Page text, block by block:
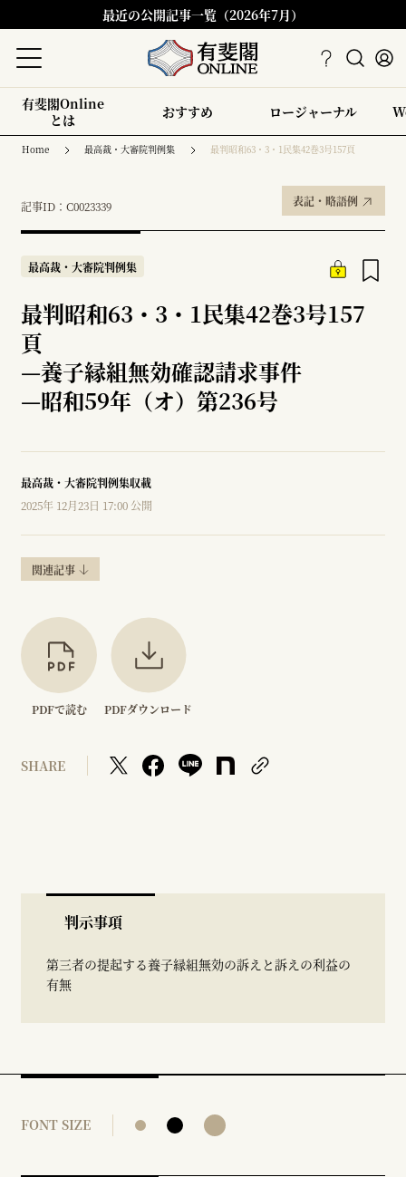
最近の公開記事一覧（2026年7月）
有斐閣Online
とは
おすすめ ロージャーナル
Home 最高裁・大審院判例集 最判昭和63・3・1民集42巻3号157頁
記事ID：C0023339 表記・略語例
最高裁・大審院判例集
最判昭和63・3・1民集42巻3号157
頁
—養子縁組無効確認請求事件
—昭和59年（オ）第236号
最高裁・大審院判例集収載
2025年 12月23日 17:00 公開
関連記事
PDFで読む PDFダウンロード
SHARE
判示事項
第三者の提起する養子縁組無効の訴えと訴えの利益の
有無
FONT SIZE